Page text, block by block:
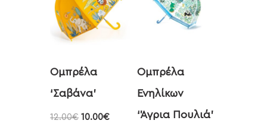
Ομπρέλα
‘Σαβάνα’
12.00€ 10.00€
Ομπρέλα
Ενηλίκων
‘Άγρια Πουλιά’